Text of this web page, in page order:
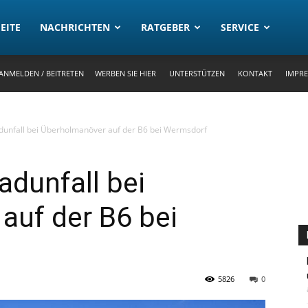
NACHRICHTEN RATGEBER SERVICE
/ BEITRETEN WERBEN SIE HIER UNTERSTÜTZEN KONTAKT
bei Überholmanöver auf der B6 bei Wermsdorf
bei
der B6 bei
0
5826